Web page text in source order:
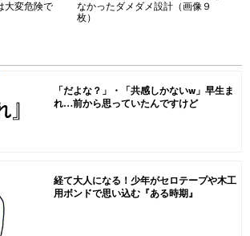
大変危険で
なかったダメダメ設計（画像９
枚）
「だよな？」・「共感しかないw」早生ま
れ…前から思っていたんですけど
経て大人になる！少年がセロテープや木工
用ボンドで思い込む『ある時期』